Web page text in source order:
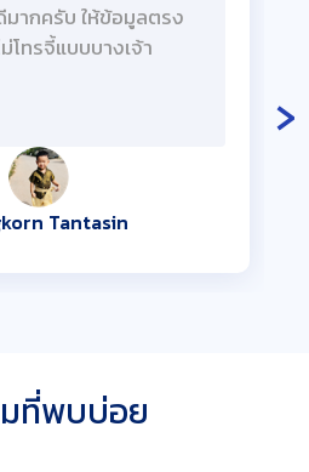
ากครับ ให้ข้อมูลตรง
โทรจี้แบบบางเจ้า
Tantasin
›
ที่พบบ่อย